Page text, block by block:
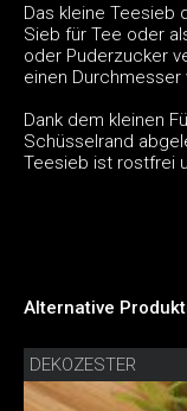
Das kleine Teesieb
Sieb für Tee oder
oder Puderzucker
einen Durchmesser
Dank dem kleinen
Schüsselrand
Teesieb ist rostfrei
Alternative
DEKOZESTER